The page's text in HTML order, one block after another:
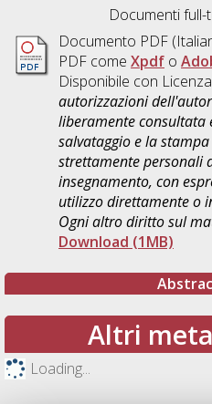
Documenti full-
Documento PDF
PDF come Xpdfo
Disponibile con
autorizzazioni
liberamente consultata
salvataggio e la
strettamente personali
insegnamento, con
utilizzo direttamente o
Ogni altro diritto sul
Download (1MB)
Altri
Loading...